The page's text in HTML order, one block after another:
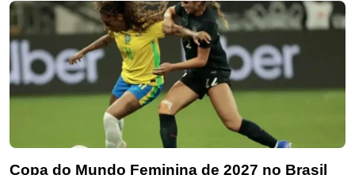
Copa do Mundo Feminina de 2027 no Brasil